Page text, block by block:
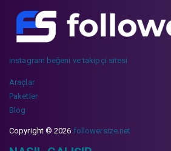
instagram beğeni ve takipçi sitesi
Araçlar
Paketler
Blog
Copyright © 2026 followersize.net